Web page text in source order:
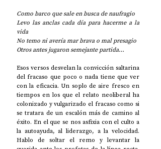
Como barco que sale en busca de naufragio
Levo las anclas cada día para hacerme a la
vida
No temo ni avería mar brava o mal presagio
Otros antes jugaron semejante partida…
Esos versos desvelan la convicción saltarina
del fracaso que poco o nada tiene que ver
con la eficacia. Un soplo de aire fresco en
tiempos en los que el relato neoliberal ha
colonizado y vulgarizado el fracaso como si
se tratara de un escalón más de camino al
éxito. En el que se nos asfixia con el culto a
la autoayuda, al liderazgo, a la velocidad.
Hablo de soltar el remo y levantar la